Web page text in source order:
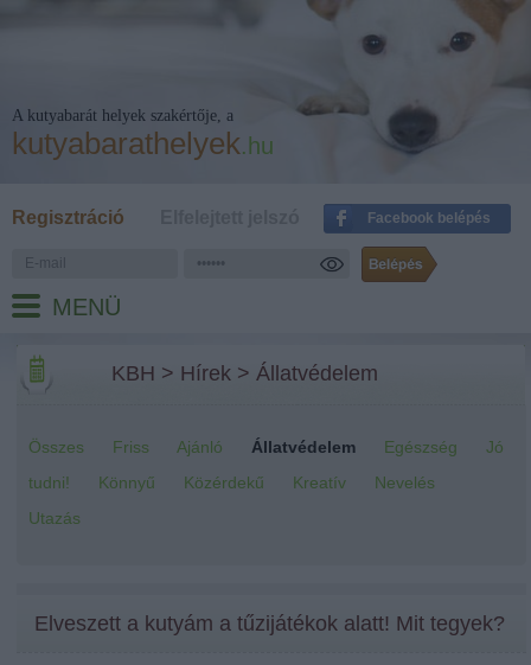
A kutyabarát helyek szakértője, a
kutyabarathelyek.hu
Regisztráció Facebook belépés
MENÜ
KBH > Hírek >Állatvédelem
Összes Friss Ajánló Állatvédelem Egészség
Jó
tudni!
Könnyű Közérdekű Kreatív
Nevelés
Utazás
Elveszett a kutyám a tűzijátékok alatt! Mit tegyek?